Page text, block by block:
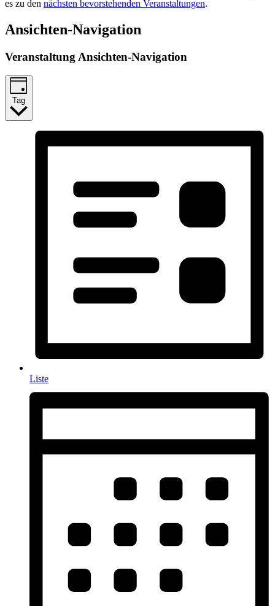
es zu den nächsten bevorstehenden Veranstaltungen.
Ansichten-Navigation
Veranstaltung Ansichten-Navigation
Tag
Liste